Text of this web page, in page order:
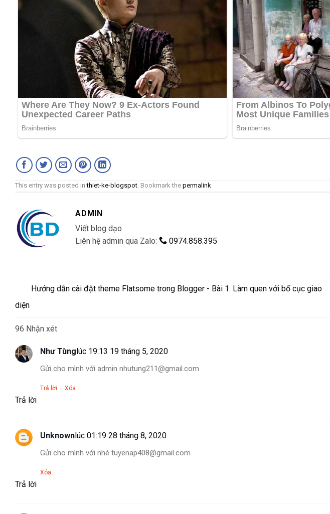
This entry was posted inthiet-ke-blogspot. Bookmark the permalink
ADMIN
Viết blog dạo
Liên hệ admin qua Zalo:
0974.858.395
Hướng dẫn cài đặt theme Flatsome trong Blogger - Bài 1: Làm quen với bố cục giao
diện
96 Nhận xét
Như Tùnglúc 19:13 19 tháng 5, 2020
Gửi cho mình với admin nhutung211@gmail.com
Trả lời Xóa
Trả lời
Unknownlúc 01:19 28 tháng 8, 2020
Gửi cho mình với nhé tuyenap408@gmail.com
Xóa
Trả lời